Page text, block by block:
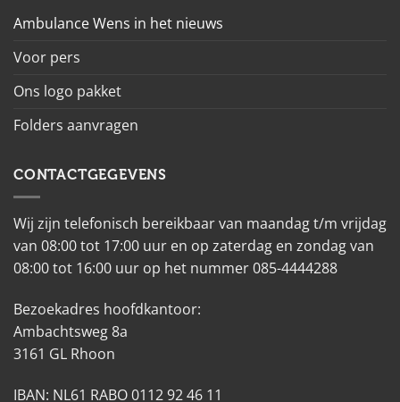
Ambulance Wens in het nieuws
Voor pers
Ons logo pakket
Folders aanvragen
CONTACTGEGEVENS
Wij zijn telefonisch bereikbaar van maandag t/m vrijdag
van 08:00 tot 17:00 uur en op zaterdag en zondag van
08:00 tot 16:00 uur op het nummer 085-4444288
Bezoekadres hoofdkantoor:
Ambachtsweg 8a
3161 GL Rhoon
IBAN: NL61 RABO 0112 92 46 11